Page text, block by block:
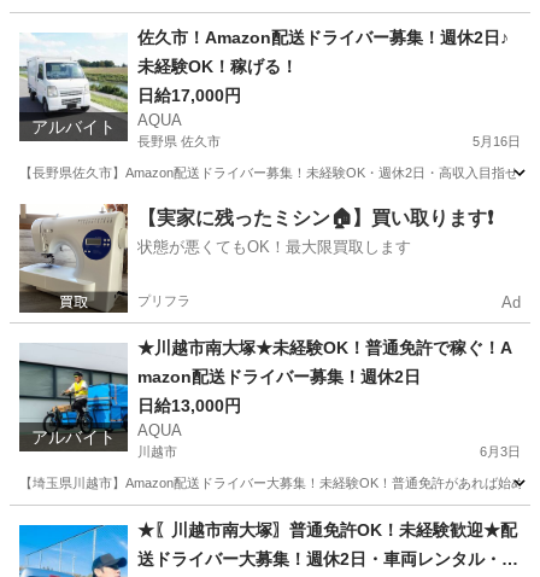
ドライバー Amazon
アルバイト
佐久市！Amazon配送ドライバー募集！週休2日♪
未経験OK！稼げる！
日給17,000円
AQUA
長野県 佐久市 5月16日
【長野県佐久市】Amazon配送ドライバー募集！未経験OK・週休2日・高収入目指せ
佐久市 ドライバー Amazon
【実家に残ったミシン🏠】買い取ります❗️
状態が悪くてもOK！最大限買取します
プリフラ Ad
アルバイト
★川越市南大塚★未経験OK！普通免許で稼ぐ！A
mazon配送ドライバー募集！週休2日
日給13,000円
AQUA
川越市 6月3日
【埼玉県川越市】Amazon配送ドライバー大募集！未経験OK！普通免許があれば始
ドライバー Amazon
★〖川越市南大塚〗普通免許OK！未経験歓迎★配
送ドライバー大募集！週休2日・車両レンタル・独